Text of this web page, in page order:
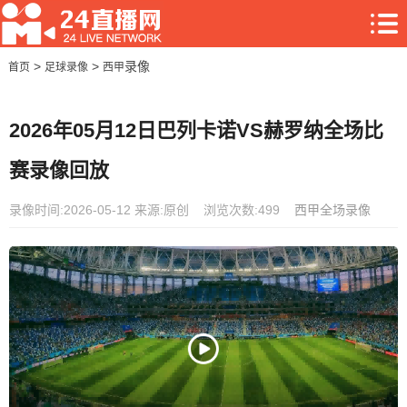
首页> 足球录像 > 西甲录像
2026年05月12日巴列卡诺VS赫罗纳全场比
赛录像回放
录像时间:2026-05-12 来源:原创 浏览次数:499 西甲全场录像